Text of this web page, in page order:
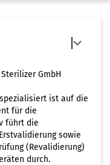
GmbH
ist auf die
für die
führt die
sowie
(Revalidierung)
durch.